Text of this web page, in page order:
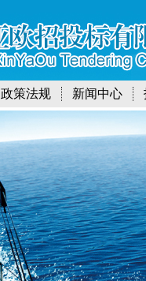
政策法规 新闻中心